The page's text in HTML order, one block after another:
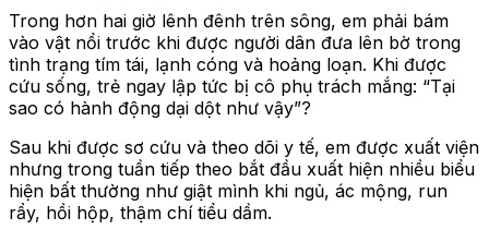
Trong hơn hai giờ lênh đênh trên sông, em phải bám
vào vật nổi trước khi được người dân đưa lên bờ trong
tình trạng tím tái, lạnh cóng và hoảng loạn. Khi được
cứu sống, trẻ ngay lập tức bị cô phụ trách mắng: “Tại
sao có hành động dại dột như vậy”?
Sau khi được sơ cứu và theo dõi y tế, em được xuất viện
nhưng trong tuần tiếp theo bắt đầu xuất hiện nhiều biểu
hiện bất thường như giật mình khi ngủ, ác mộng, run
rẩy, hồi hộp, thậm chí tiểu dầm.